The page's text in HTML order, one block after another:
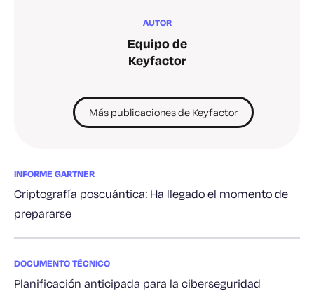
AUTOR
Equipo de
Keyfactor
Más publicaciones de Keyfactor
INFORME GARTNER
Criptografía poscuántica: Ha llegado el momento de
prepararse
DOCUMENTO TÉCNICO
Planificación anticipada para la ciberseguridad